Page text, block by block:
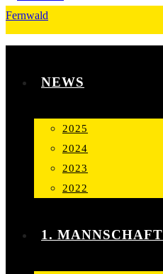
NEWS
2025
2024
2023
2022
1. MANNSCHAFT